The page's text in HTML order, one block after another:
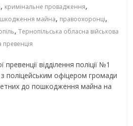
, кримінальне провадження,
майна, правоохоронці,
,Тернопільська обласна військова
відділення поліції №1
поліцейським офіцером громади
до пошкодження майна на